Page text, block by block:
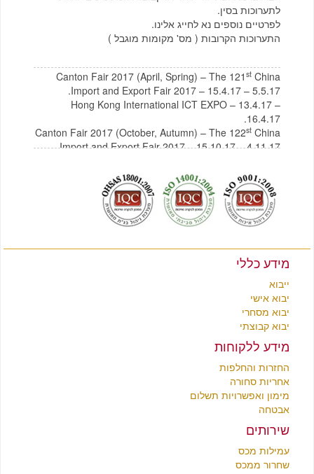
לתערוכות בסין.
לפרטיים נוספים נא לחייג אלינו.
התערוכות הקרובות ( מס' מקומות מוגבל )
Canton Fair 2017 (April, Spring) – The 121 stChina
Import and Export Fair 2017 – 15.4.17 – 5.5.17.
Hong Kong International ICT EXPO – 13.4.17 –
16.4.17.
Canton Fair 2017 (October, Autumn) – The 122 stChina
Import and Export Fair 2017 – 15.10.17 – 4.11.17
לצפייה בקטלוג רהיטים מסיןלחץ כאן
מידע כללי
ייבוא
יבוא אישי
יבוא מסחרי
יבוא קבוצתי
מידע ללקוחות
החזרות והחלפות
אחריות סחורה
מימון ואפשרויות תשלום
אבטחה
שירותים
עמילות מכס
שחרור ממכס